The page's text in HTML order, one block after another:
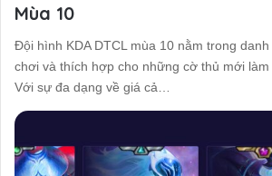
Mùa 10
Đội hình KDA DTCL mùa 10 nằm trong
chơi và thích hợp cho những cờ thủ mới làm
Với sự đa dạng về giá cả…